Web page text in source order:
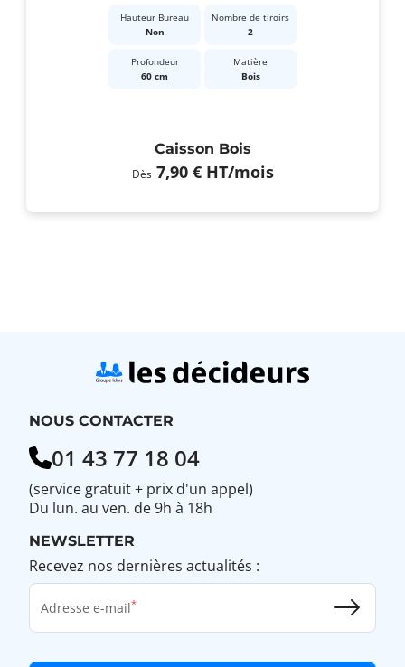
Hauteur Bureau
Non
Nombre de tiroirs
2
Profondeur
60 cm
Matière
Bois
Caisson Bois
Dès 7,90 € HT/mois
NOUS CONTACTER
01 43 77 18 04
(service gratuit + prix d'un appel)
Du lun. au ven. de 9h à 18h
NEWSLETTER
Recevez nos dernières actualités :
Adresse e-mail